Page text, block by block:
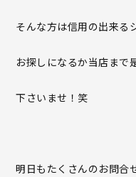
そんな方は信用の出来る
お探しになるか当店まで
下さいませ！笑
明日もたくさんのお問合